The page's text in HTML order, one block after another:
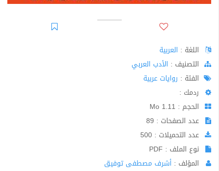
اللغة : العربية
اﻟﺘﺼﻨﻴﻒ : الأدب العربي
الفئة : روايات عربية
ردمك :
الحجم : 1.11 Mo
عدد الصفحات : 89
عدد التحميلات : 500
نوع الملف : PDF
المؤلف : أشرف مصطفى توفيق